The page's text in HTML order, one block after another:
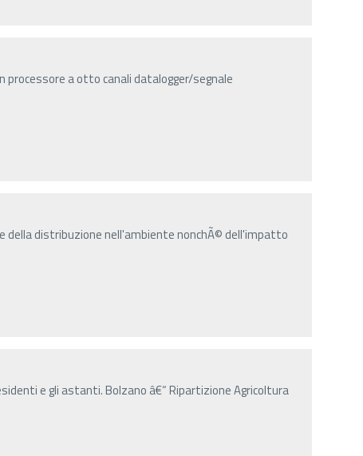
a otto canali datalogger/segnale
della distribuzione nell'ambiente nonchÃ© dell'impatto
e gli astanti. Bolzano â€“ Ripartizione Agricoltura